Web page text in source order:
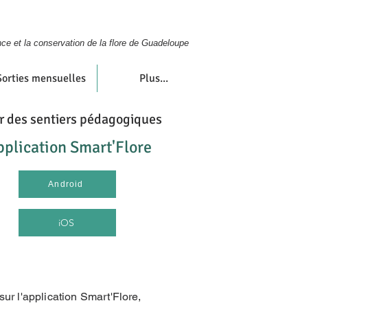
et la conservation de la flore de Guadeloupe
mensuelles Plus...
des sentiers pédagogiques
Smart'Flore
Android
iOS
l'application Smart'Flore,